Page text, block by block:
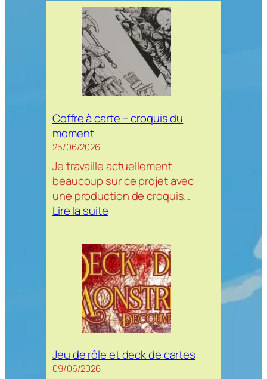
Coffre à carte – croquis du
moment
25/06/2026
Je travaille actuellement
beaucoup sur ce projet avec
une production de croquis…
Lire la suite:
à
carte
–
croquis
du
moment
Jeu de rôle et deck de cartes
09/06/2026